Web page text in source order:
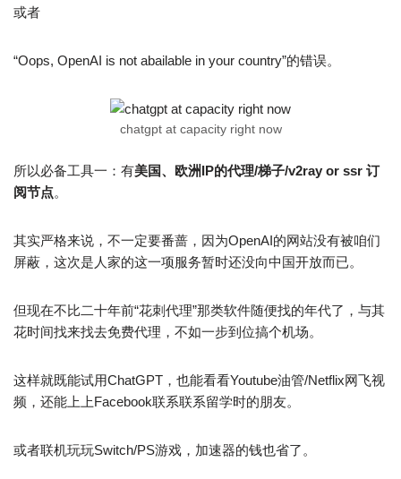
或者
“Oops, OpenAI is not abailable in your country”的错误。
chatgpt at capacity right now
所以必备工具一：有美国、欧洲IP的代理/梯子/v2ray or ssr 订
阅节点。
其实严格来说，不一定要番蔷，因为OpenAI的网站没有被咱们
屏蔽，这次是人家的这一项服务暂时还没向中国开放而已。
但现在不比二十年前“花刺代理”那类软件随便找的年代了，与其
花时间找来找去免费代理，不如一步到位搞个机场。
这样就既能试用ChatGPT，也能看看Youtube油管/Netflix网飞视
频，还能上上Facebook联系联系留学时的朋友。
或者联机玩玩Switch/PS游戏，加速器的钱也省了。